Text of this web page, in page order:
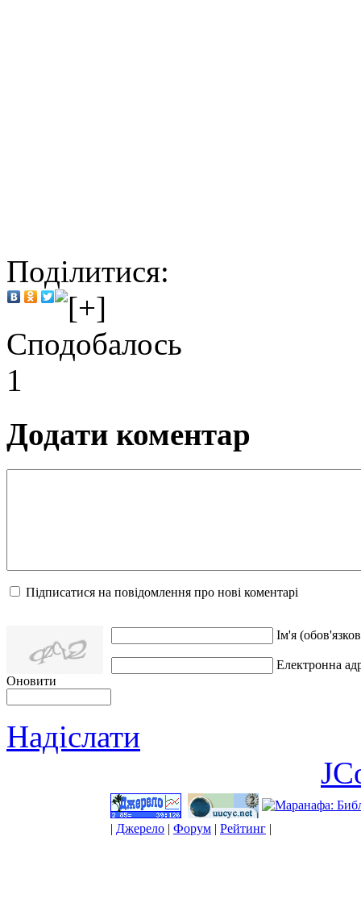
Поділитися:
Сподобалось
1
Додати коментар
Підписатися на повідомлення про нові коментарі
Оновити
Ім'я
Електронна
Надіслати
| Джерело | Форум | Рейтинг |